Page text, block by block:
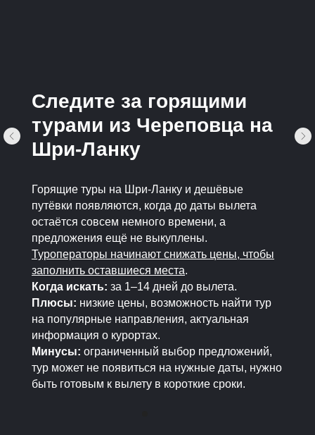
Следите за горящими
турами из Череповца на
Шри-Ланку
Горящие туры на Шри-Ланку и дешёвые
путёвки появляются, когда до даты вылета
остаётся совсем немного времени, а
предложения ещё не выкуплены.
Туроператоры начинают снижать цены, чтобы
заполнить оставшиеся места.
Когда искать: за 1–14 дней до вылета.
Плюсы: низкие цены, возможность найти тур
на популярные направления, актуальная
информация о курортах.
Минусы: ограниченный выбор предложений,
тур может не появиться на нужные даты, нужно
быть готовым к вылету в короткие сроки.